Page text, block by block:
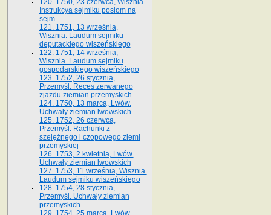
120. 1750, 23 czerwca, Wisznia.
Instrukcya sejmiku posłom na
sejm
121. 1751, 13 września,
Wisznia. Laudum sejmiku
deputackiego wiszeńskiego
122. 1751, 14 września,
Wisznia. Laudum sejmiku
gospodarskiego wiszeńskiego
123. 1752, 26 stycznia,
Przemyśl. Reces zerwanego
zjazdu ziemian przemyskich.
124. 1750, 13 marca, Lwów.
Uchwały ziemian lwowskich
125. 1752, 26 czerwca,
Przemyśl. Rachunki z
szelężnego i czopowego ziemi
przemyskiej
126. 1753, 2 kwietnia, Lwów.
Uchwały ziemian lwowskich
127. 1753, 11 września, Wisznia.
Laudum sejmiku wiszeńskiego
128. 1754, 28 stycznia,
Przemyśl. Uchwały ziemian
przemyskich
129. 1754, 25 marca, Lwów.